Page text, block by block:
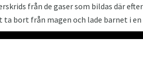
från de gaser som bildas där
bort från magen och lade barnet i en